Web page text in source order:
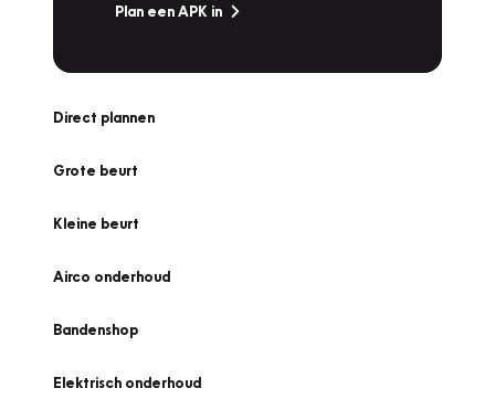
Plan een APK in
Direct plannen
Grote beurt
Kleine beurt
Airco onderhoud
Bandenshop
Elektrisch onderhoud